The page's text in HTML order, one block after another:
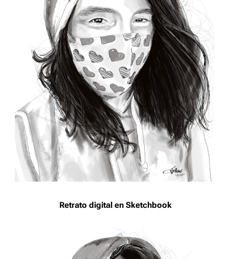
Retrato digital en Sketchbook